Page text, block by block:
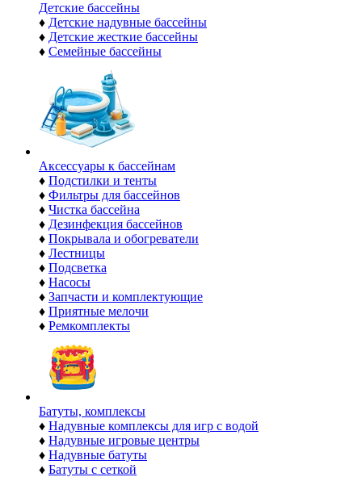
Детские бассейны
♦ Детские надувные бассейны
♦ Детские жесткие бассейны
♦ Семейные бассейны
Аксессуары к бассейнам
♦ Подстилки и тенты
♦ Фильтры для бассейнов
♦ Чистка бассейна
♦ Дезинфекция бассейнов
♦ Покрывала и обогреватели
♦ Лестницы
♦ Подсветка
♦ Насосы
♦ Запчасти и комплектующие
♦ Приятные мелочи
♦ Ремкомплекты
Батуты, комплексы
♦ Надувные комплексы для игр с водой
♦ Надувные игровые центры
♦ Надувные батуты
♦ Батуты с сеткой